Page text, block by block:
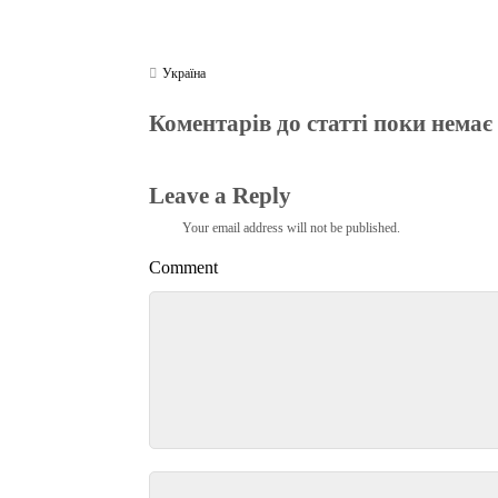
Україна
Коментарів до статті поки немає
Leave a Reply
Your email address will not be published.
Comment